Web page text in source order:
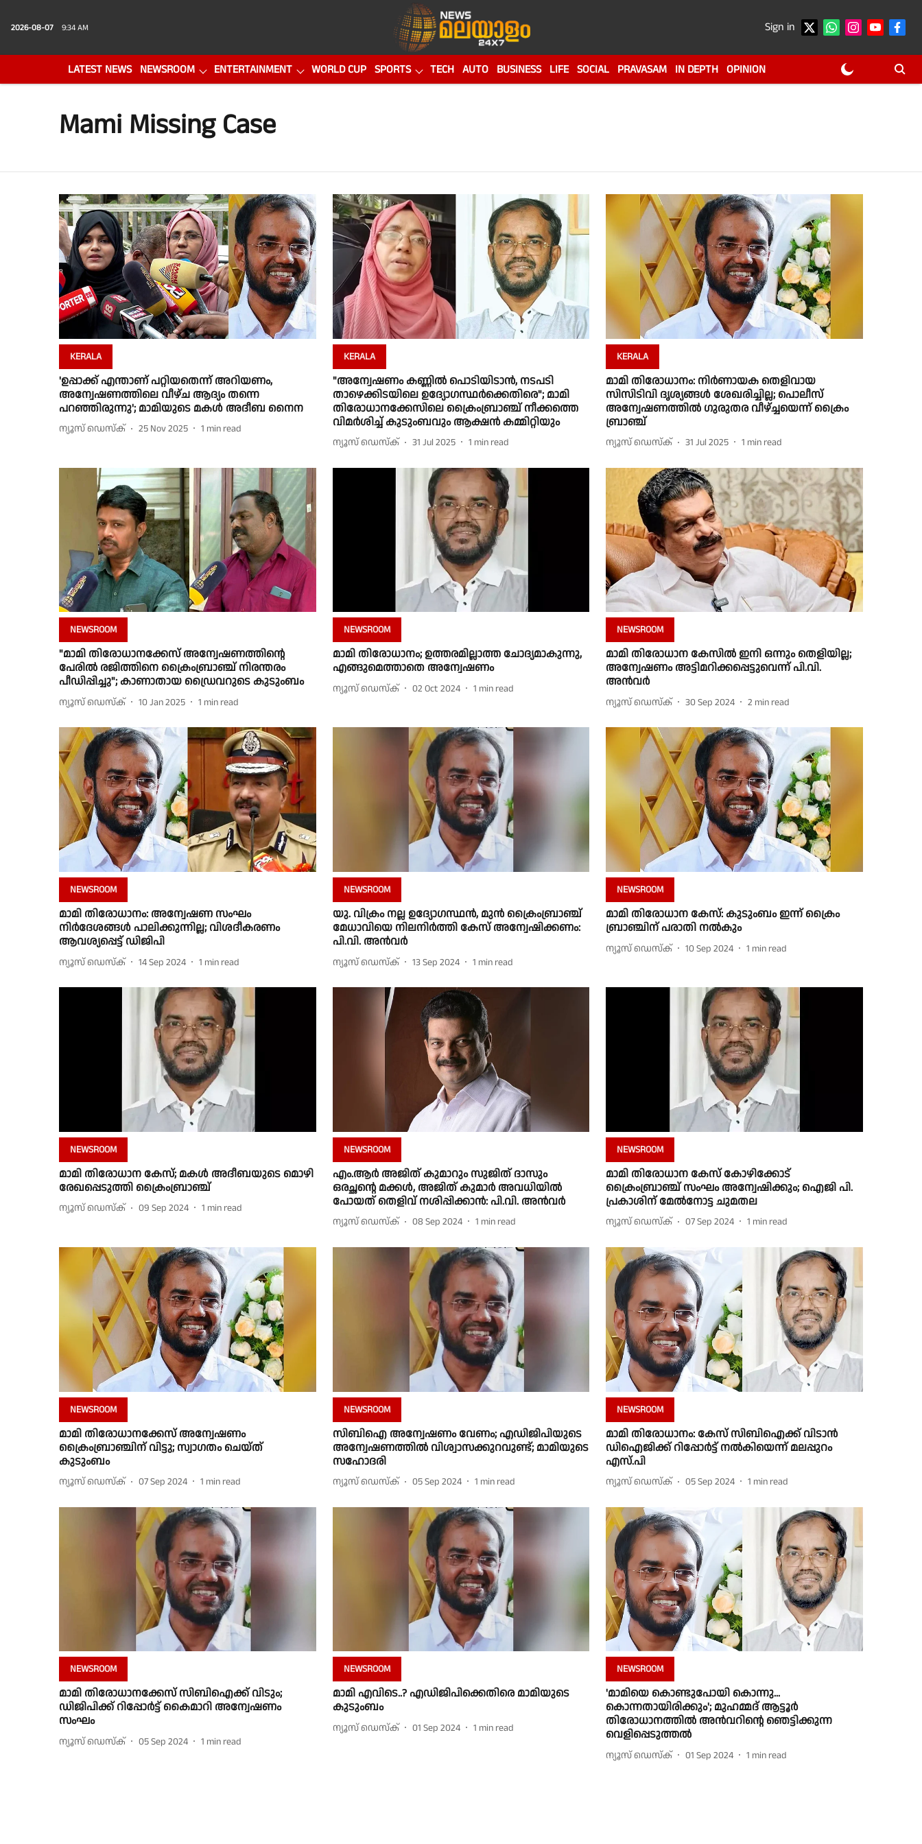
2026-08-07 9:34 AM Sign in
LATEST NEWS NEWSROOM ENTERTAINMENT WORLD CUP SPORTS TECH AUTO BUSINESS LIFE SOCIAL PRAVASAM IN DEPTH OPINION
Mami Missing Case
KERALA
'ഉപ്പാക്ക് എന്താണ് പറ്റിയതെന്ന് അറിയണം,
അന്വേഷണത്തിലെ വീഴ്ച ആദ്യം തന്നെ
പറഞ്ഞിരുന്നു'; മാമിയുടെ മകൾ അദീബ നൈന
ന്യൂസ് ഡെസ്ക് 25 Nov 2025 1 min read
KERALA
"അന്വേഷണം കണ്ണിൽ പൊടിയിടാൻ, നടപടി
താഴെക്കിടയിലെ ഉദ്യോഗസ്ഥർക്കെതിരെ"; മാമി
തിരോധാനക്കേസിലെ ക്രൈംബ്രാഞ്ച് നീക്കത്തെ
വിമർശിച്ച് കുടുംബവും ആക്ഷൻ കമ്മിറ്റിയും
ന്യൂസ് ഡെസ്ക് 31 Jul 2025 1 min read
KERALA
മാമി തിരോധാനം: നിർണായക തെളിവായ
സിസിടിവി ദൃശ്യങ്ങൾ ശേഖരിച്ചില്ല; പൊലീസ്
അന്വേഷണത്തിൽ ഗുരുതര വീഴ്ച്ചയെന്ന് ക്രൈം
ബ്രാഞ്ച്
ന്യൂസ് ഡെസ്ക് 31 Jul 2025 1 min read
NEWSROOM
"മാമി തിരോധാനക്കേസ് അന്വേഷണത്തിൻ്റെ
പേരിൽ രജിത്തിനെ ക്രൈംബ്രാഞ്ച് നിരന്തരം
പീഡിപ്പിച്ചു"; കാണാതായ ഡ്രൈവറുടെ കുടുംബം
ന്യൂസ് ഡെസ്ക് 10 Jan 2025 1 min read
NEWSROOM
മാമി തിരോധാനം; ഉത്തരമില്ലാത്ത ചോദ്യമാകുന്നു,
എങ്ങുമെത്താതെ അന്വേഷണം
ന്യൂസ് ഡെസ്ക് 02 Oct 2024 1 min read
NEWSROOM
മാമി തിരോധാന കേസില്‍ ഇനി ഒന്നും തെളിയില്ല;
അന്വേഷണം അട്ടിമറിക്കപ്പെട്ടുവെന്ന് പി.വി.
അന്‍വര്‍
ന്യൂസ് ഡെസ്ക് 30 Sep 2024 2 min read
NEWSROOM
മാമി തിരോധാനം: അന്വേഷണ സംഘം
നിർദേശങ്ങള്‍ പാലിക്കുന്നില്ല; വിശദീകരണം
ആവശ്യപ്പെട്ട് ഡിജിപി
ന്യൂസ് ഡെസ്ക് 14 Sep 2024 1 min read
NEWSROOM
യു. വിക്രം നല്ല ഉദ്യോഗസ്ഥൻ, മുൻ ക്രൈംബ്രാഞ്ച്
മേധാവിയെ നിലനിർത്തി കേസ് അന്വേഷിക്കണം:
പി.വി. അൻവർ
ന്യൂസ് ഡെസ്ക് 13 Sep 2024 1 min read
NEWSROOM
മാമി തിരോധാന കേസ്: കുടുംബം ഇന്ന് ക്രൈം
ബ്രാഞ്ചിന് പരാതി നൽകും
ന്യൂസ് ഡെസ്ക് 10 Sep 2024 1 min read
NEWSROOM
മാമി തിരോധാന കേസ്; മകൾ അദീബയുടെ മൊഴി
രേഖപ്പെടുത്തി ക്രൈംബ്രാഞ്ച്
ന്യൂസ് ഡെസ്ക് 09 Sep 2024 1 min read
NEWSROOM
എം.ആര്‍ അജിത് കുമാറും സുജിത് ദാസും
ഒരച്ഛന്റെ മക്കള്‍, അജിത് കുമാര്‍ അവധിയില്‍
പോയത് തെളിവ് നശിപ്പിക്കാന്‍: പി.വി. അൻവർ
ന്യൂസ് ഡെസ്ക് 08 Sep 2024 1 min read
NEWSROOM
മാമി തിരോധാന കേസ് കോഴിക്കോട്
ക്രൈംബ്രാഞ്ച് സംഘം അന്വേഷിക്കും; ഐജി പി.
പ്രകാശിന് മേൽനോട്ട ചുമതല
ന്യൂസ് ഡെസ്ക് 07 Sep 2024 1 min read
NEWSROOM
മാമി തിരോധാനക്കേസ് അന്വേഷണം
ക്രൈംബ്രാഞ്ചിന് വിട്ടു; സ്വാഗതം ചെയ്ത്
കുടുംബം
ന്യൂസ് ഡെസ്ക് 07 Sep 2024 1 min read
NEWSROOM
സിബിഐ അന്വേഷണം വേണം; എഡിജിപിയുടെ
അന്വേഷണത്തിൽ വിശ്വാസക്കുറവുണ്ട്; മാമിയുടെ
സഹോദരി
ന്യൂസ് ഡെസ്ക് 05 Sep 2024 1 min read
NEWSROOM
മാമി തിരോധാനം: കേസ് സിബിഐക്ക് വിടാൻ
ഡിഐജിക്ക് റിപ്പോർട്ട് നൽകിയെന്ന് മലപ്പുറം
എസ്.പി
ന്യൂസ് ഡെസ്ക് 05 Sep 2024 1 min read
NEWSROOM
മാമി തിരോധാനക്കേസ് സിബിഐക്ക് വിടും;
ഡിജിപിക്ക് റിപ്പോർട്ട് കൈമാറി അന്വേഷണം
സംഘം
ന്യൂസ് ഡെസ്ക് 05 Sep 2024 1 min read
NEWSROOM
മാമി എവിടെ..? എഡിജിപിക്കെതിരെ മാമിയുടെ
കുടുംബം
ന്യൂസ് ഡെസ്ക് 01 Sep 2024 1 min read
NEWSROOM
'മാമിയെ കൊണ്ടുപോയി കൊന്നു...
കൊന്നതായിരിക്കും'; മുഹമ്മദ് ആട്ടൂര്‍
തിരോധാനത്തില്‍ അന്‍വറിന്റെ ഞെട്ടിക്കുന്ന
വെളിപ്പെടുത്തല്‍
ന്യൂസ് ഡെസ്ക് 01 Sep 2024 1 min read